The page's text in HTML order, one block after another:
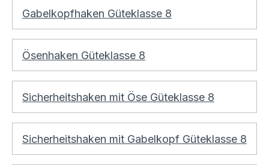
Gabelkopfhaken Güteklasse 8
Ösenhaken Güteklasse 8
Sicherheitshaken mit Öse Güteklasse 8
Sicherheitshaken mit Gabelkopf Güteklasse 8